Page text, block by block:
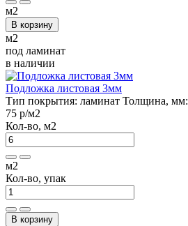
м2
В корзину
м2
под ламинат
в наличии
Подложка листовая 3мм
Тип покрытия: ламинат Толщина, мм:
75 р/м2
Кол-во, м2
м2
Кол-во, упак
В корзину